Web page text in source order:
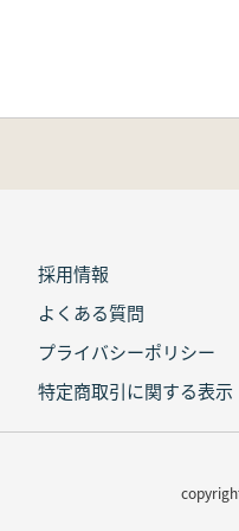
採用情報
よくある質問
プライバシーポリシー
特定商取引に関する表示